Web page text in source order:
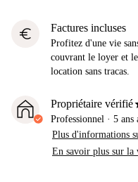
euro Factures incluses
Profitez d'une vie
couvrant le loyer et
location sans tracas.
Propriétaire vérifié
Professionnel · 5 ans
Plus d'informations
En savoir plus sur